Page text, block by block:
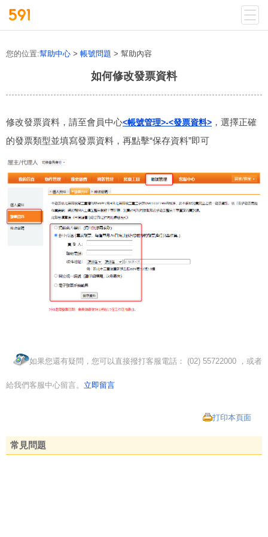
您的位置:幫助中心 > 帳號問題 > 幫助內容
如何修改發票資料
修改發票資料，請至會員中心<帳號管理>-<發票資料> ，選擇正確
的發票類型並填寫發票資料，再點擊“保存資料”即可
如果您還有疑問，您可以直接撥打客服電話： (02) 55722000 ，或者
給我們客服中心留言。 立即留言
打印本頁面
常見問題